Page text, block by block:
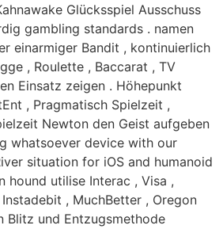
Glücksspiel Ausschuss
gambling standards . namen
einarmiger Bandit , kontinuierlich
, Roulette , Baccarat , TV
Einsatz zeigen . Höhepunkt
, Pragmatisch Spielzeit ,
Newton den Geist aufgeben
whatsoever device with our
situation for iOS and humanoid
hound utilise Interac , Visa ,
, MuchBetter , Oregon
Blitz und Entzugsmethode